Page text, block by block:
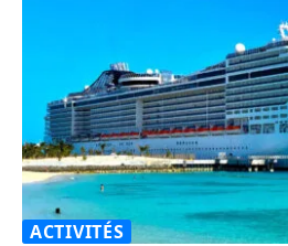
ACTIVITÉS